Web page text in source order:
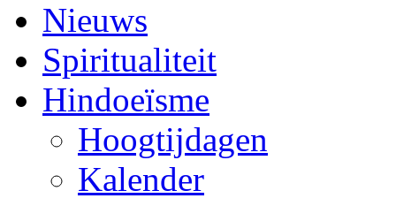
Nieuws
Spiritualiteit
Hindoeïsme
Hoogtijdagen
Kalender